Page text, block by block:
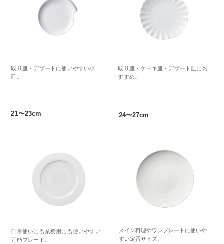
取り皿・デザートに使いやすい小
皿。
取り皿・ケーキ皿・デザート皿にお
すすめ。
21〜23cm
日常使いにも業務用にも使いやすい
万能プレート。
24〜27cm
メイン料理やワンプレートに使いや
すい定番サイズ。